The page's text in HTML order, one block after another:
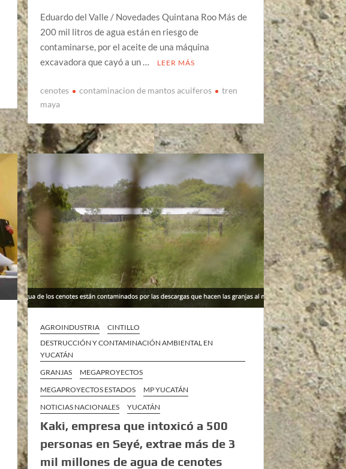
Eduardo del Valle / Novedades Quintana Roo Más de
200 mil litros de agua están en riesgo de
contaminarse, por el aceite de una máquina
excavadora que cayó a un …
LEER MÁS
cenotes contaminacion de mantos acuiferos
tren
maya
AGROINDUSTRIA
CINTILLO
DESTRUCCIÓN Y CONTAMINACIÓN AMBIENTAL EN
YUCATÁN
GRANJAS
MEGAPROYECTOS
MEGAPROYECTOS ESTADOS
MP YUCATÁN
NOTICIAS NACIONALES
YUCATÁN
Kaki, empresa que intoxicó a 500
personas en Seyé, extrae más de 3
mil millones de agua de cenotes